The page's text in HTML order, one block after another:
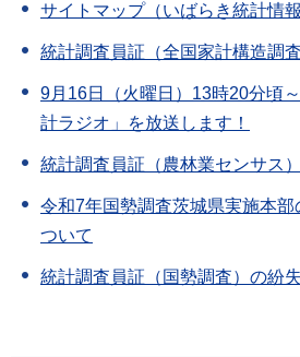
サイトマップ（いばらき統計情
統計調査員証（全国家計構造調
9月16日（火曜日）13時20分頃
計ラジオ」を放送します！
統計調査員証（農林業センサス
令和7年国勢調査茨城県実施本
ついて
統計調査員証（国勢調査）の紛